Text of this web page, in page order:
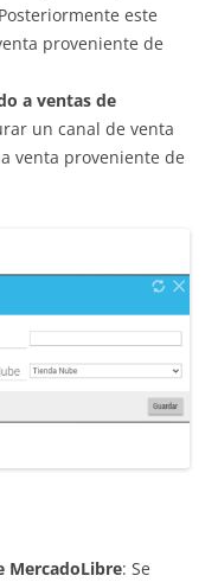
este
proveniente de
a ventas de
un canal de venta
venta proveniente de
MercadoLibre: Se